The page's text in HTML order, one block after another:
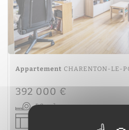
Appartement CHARENTON-LE-
392 000 €
50 m²